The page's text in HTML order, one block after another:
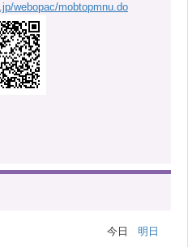
webopac/mobtopmnu.do
今日 明日